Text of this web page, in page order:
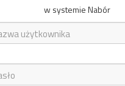
w systemie Nabór